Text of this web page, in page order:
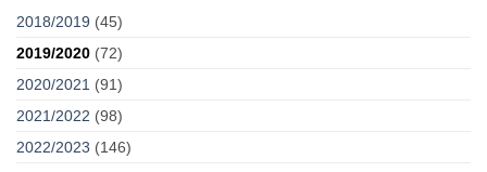
2018/2019 (45)
2019/2020 (72)
2020/2021 (91)
2021/2022 (98)
2022/2023 (146)